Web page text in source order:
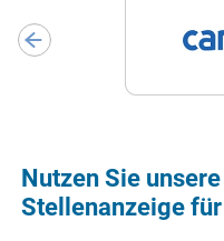
Nutzen Sie
Stellenanzeige